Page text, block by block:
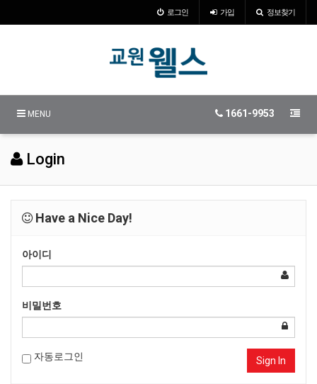
로그인 가입 정보찾기
MENU 1661-9953
Login
Have a Nice Day!
아이디
비밀번호
자동로그인 Sign In